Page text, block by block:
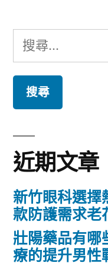
精
主
親
子
選
擇
美
導
搜
尋
鍵
字:
近期文章
新竹眼科選擇
款防護需求老
壯陽藥品有哪
療的提升男性